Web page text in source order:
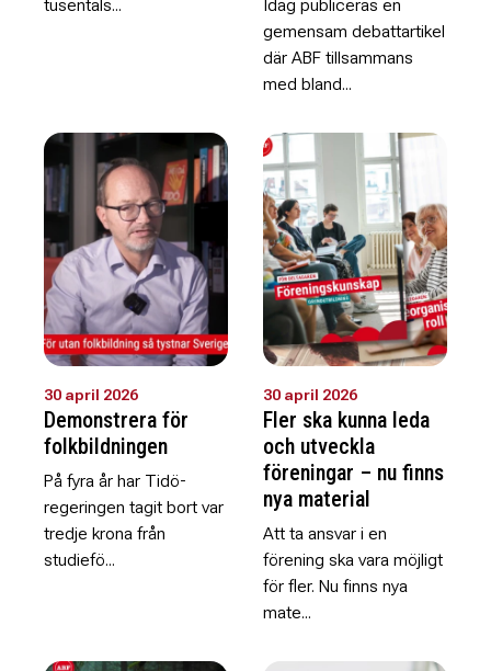
tusentals...
Idag publiceras en
gemensam debattartikel
där ABF tillsammans
med bland...
30 april 2026
Demonstrera för
folkbildningen
På fyra år har Tidö-
regeringen tagit bort var
tredje krona från
studiefö...
30 april 2026
Fler ska kunna leda
och utveckla
föreningar – nu finns
nya material
Att ta ansvar i en
förening ska vara möjligt
för fler. Nu finns nya
mate...